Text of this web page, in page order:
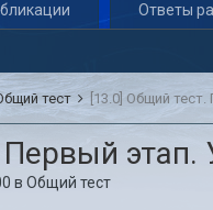
Ответы
тест [13.0] Общий
вОбщий тест